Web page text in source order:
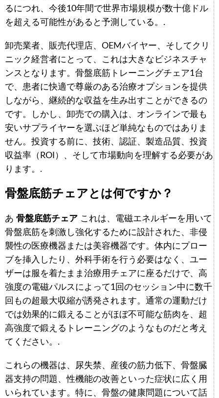
るにつれ、今後10年間で世界市場規模が数十億ドル
を超える可能性があると予測している。.
卸売業者、販売代理店、OEMバイヤー、そしてクリ
ニック経営者にとって、これは大きなビジネスチャ
ンスとなります。骨盤底筋トレーニングチェア1台
で、患者に快適で尊厳のある治療オプションを提供
しながら、継続的な収益を生み出すことができるの
です。しかし、卸売での購入は、オンラインで最も
安いサプライヤーを選ぶほど単純なものではありま
せん。投資する前に、技術、認証、製造品質、投資
収益率（ROI）、そして市場動向を理解する必要があ
ります。.
骨盤底筋チェアとは何ですか？
あ 骨盤底筋チェア これは、電磁エネルギーを用いて
骨盤底筋を刺激し強化するために設計された、非侵
襲性の医療機器または美容機器です。体内にプロー
ブを挿入したり、外科手術を行う必要はなく、ユー
ザーは服を着たまま治療用チェアに座るだけで、高
強度の電磁パルスによって1回のセッション中に数千
回もの超最大収縮が誘発されます。通常の運動だけ
では効果的に鍛えることがほぼ不可能な筋肉を、超
高強度で鍛えるトレーニングのようなものだと考え
てください。.
これらの機器は、尿失禁、産後の筋力低下、骨盤臓
器支持の問題、性機能の改善といった症状に広く用
いられています。特に、骨盤の健康問題について話